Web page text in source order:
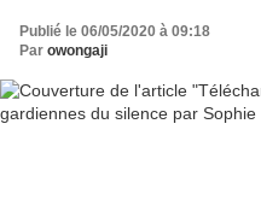
Publié le 06/05/2020 à 09:18
Par owongaji